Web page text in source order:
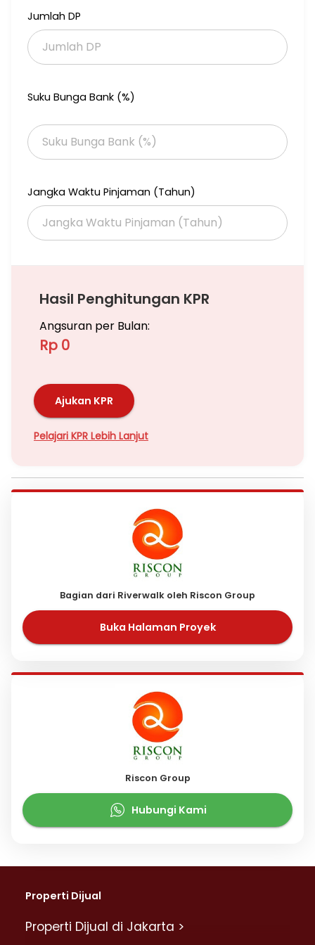
Jumlah DP
Suku Bunga Bank (%)
Jangka Waktu Pinjaman (Tahun)
Hasil Penghitungan KPR
Angsuran per Bulan:
Rp 0
Ajukan KPR
Pelajari KPR Lebih Lanjut
Bagian dari Riverwalk oleh Riscon Group
Buka Halaman Proyek
Riscon Group
Hubungi Kami
Properti Dijual
Properti Dijual di Jakarta >